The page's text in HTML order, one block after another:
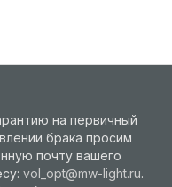
на первичный
брака просим
почту вашего
vol_opt@mw-light.ru.